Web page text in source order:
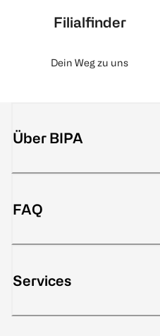
Filialfinder
Dein Weg zu uns
Über BIPA
FAQ
Services